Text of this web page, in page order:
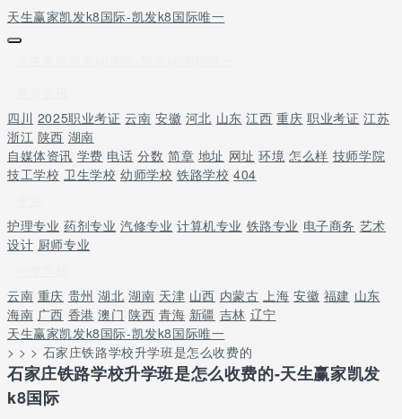
天生赢家凯发k8国际-凯发k8国际唯一
四川 2025职业考证 云南 安徽 河北 山东 江西 重庆 职业考证 江苏
浙江 陕西 湖南
自媒体资讯 学费 电话 分数 简章 地址 网址 环境 怎么样 技师学院
技工学校 卫生学校 幼师学校 铁路学校 404
护理专业 药剂专业 汽修专业 计算机专业 铁路专业 电子商务 艺术
设计 厨师专业
云南 重庆 贵州 湖北 湖南 天津 山西 内蒙古 上海 安徽 福建 山东
海南 广西 香港 澳门 陕西 青海 新疆 吉林 辽宁
天生赢家凯发k8国际-凯发k8国际唯一
> > > 石家庄铁路学校升学班是怎么收费的
石家庄铁路学校升学班是怎么收费的-天生赢家凯发
k8国际